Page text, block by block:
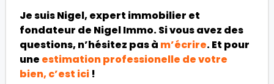
Je suis Nigel, expert immobilier et
fondateur de Nigel Immo. Si vous avez des
questions, n’hésitez pas à m’écrire. Et pour
une estimation professionelle de votre
bien, c’est ici !